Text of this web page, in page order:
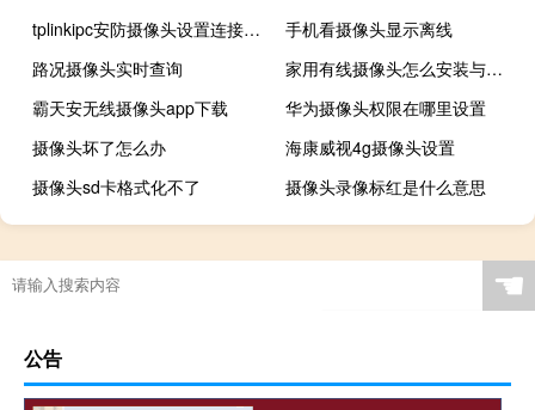
tplinkipc安防摄像头设置连接Wifi
手机看摄像头显示离线
路况摄像头实时查询
家用有线摄像头怎么安装与手机远程监控
霸天安无线摄像头app下载
华为摄像头权限在哪里设置
摄像头坏了怎么办
海康威视4g摄像头设置
摄像头sd卡格式化不了
摄像头录像标红是什么意思
☚
公告